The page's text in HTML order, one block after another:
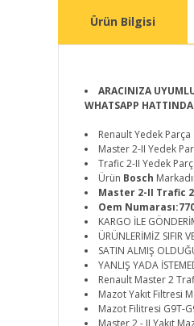
Ürün Bilgisi
ARACINIZA
WHATSAPP
Renault Yedek Parça
Master 2-II Yedek
Trafic 2-II Yedek
Ürün Bosch
Master 2-II Trafic
Oem
KARGO İLE
ÜRÜNLERİMİZ SIFIR
SATIN ALMIŞ
YANLIŞ YADA
Renault Master 2
Mazot Yakıt Filtresi
Mazot Filitresi G9T-
Master 2 - II Yakıt